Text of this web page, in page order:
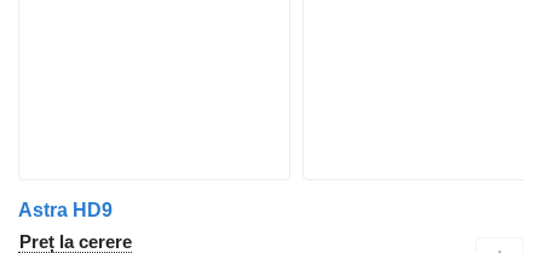
Astra HD9
Preț la cerere